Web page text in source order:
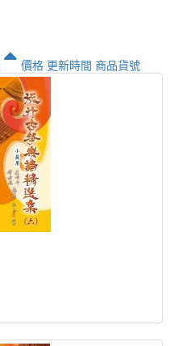
價格 更新時間 商品貨號